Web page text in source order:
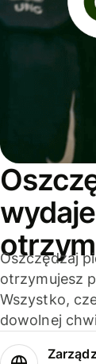
Oszczędzaj
otrzymujesz
Wszystko,
dowolnej